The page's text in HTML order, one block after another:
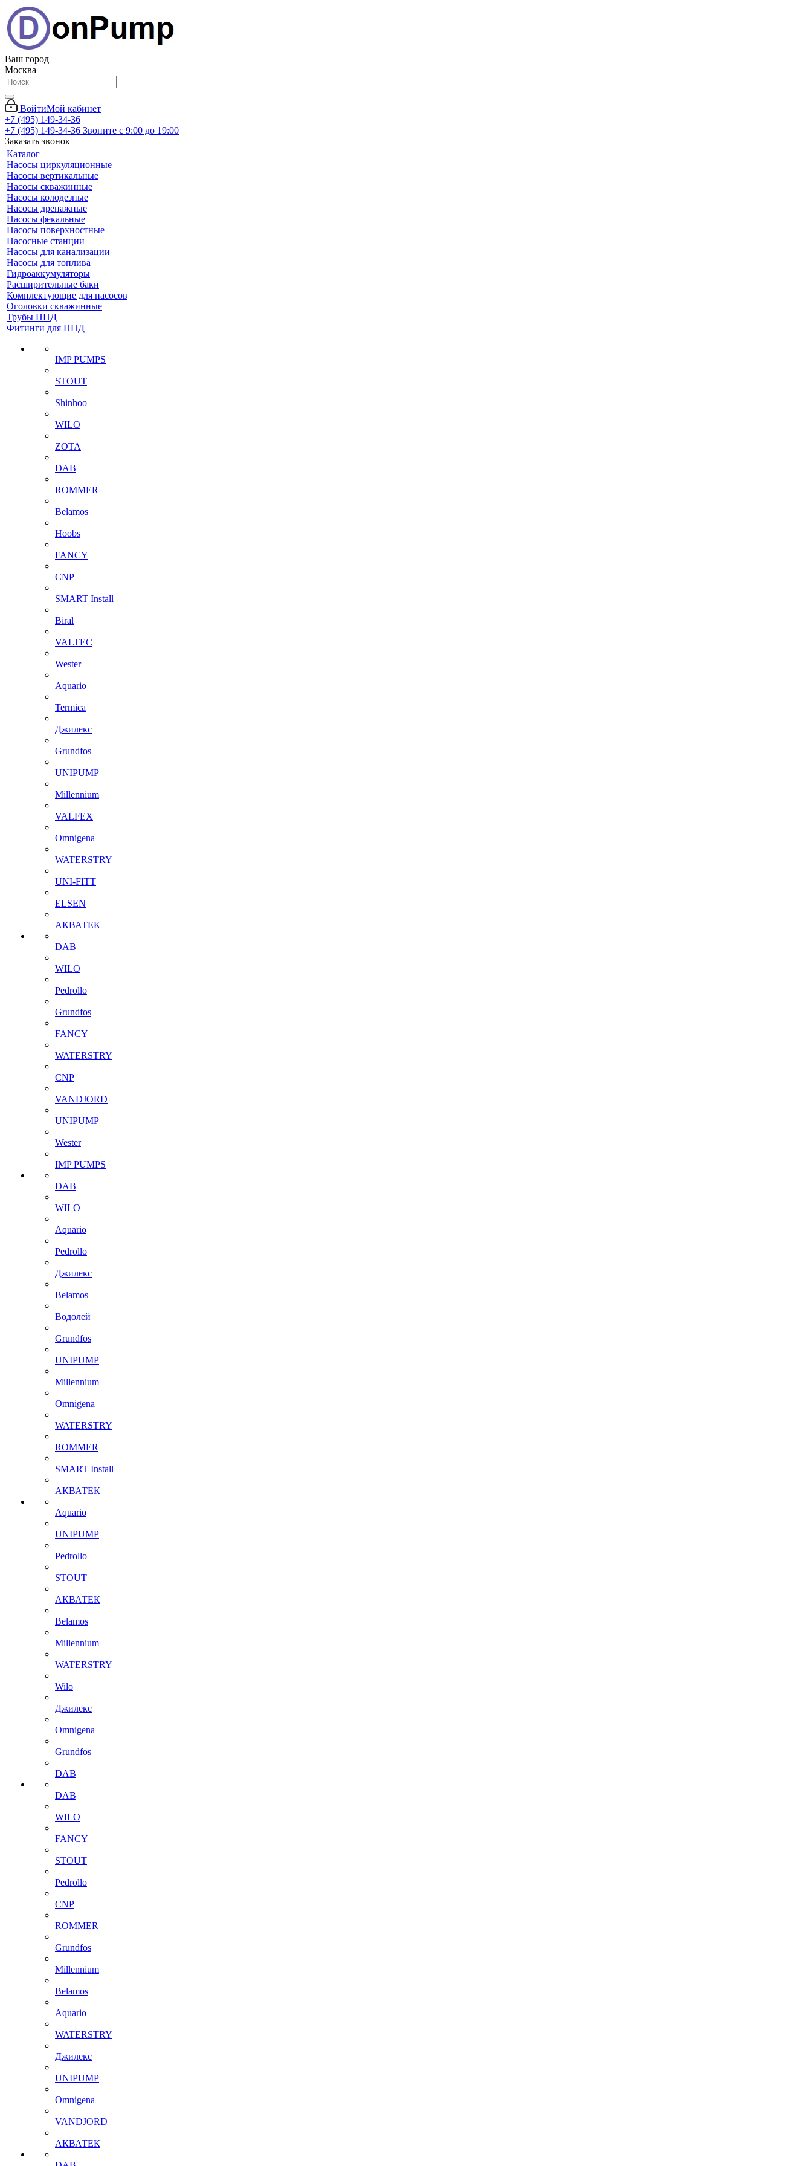
Ваш город
Москва
ВойтиМой кабинет
+7 (495) 149-34-36
+7 (495) 149-34-36 Звоните с 9:00 до 19:00
Заказать звонок
Каталог
Насосы циркуляционные
Насосы вертикальные
Насосы скважинные
Насосы колодезные
Насосы дренажные
Насосы фекальные
Насосы поверхностные
Насосные станции
Насосы для канализации
Насосы для топлива
Гидроаккумуляторы
Расширительные баки
Комплектующие для насосов
Оголовки скважинные
Трубы ПНД
Фитинги для ПНД
IMP PUMPS
STOUT
Shinhoo
WILO
ZOTA
DAB
ROMMER
Belamos
Hoobs
FANCY
CNP
SMART Install
Biral
VALTEC
Wester
Aquario
Termica
Джилекс
Grundfos
UNIPUMP
Millennium
VALFEX
Omnigena
WATERSTRY
UNI-FITT
ELSEN
АКВАТЕК
DAB
WILO
Pedrollo
Grundfos
FANCY
WATERSTRY
CNP
VANDJORD
UNIPUMP
Wester
IMP PUMPS
DAB
WILO
Aquario
Pedrollo
Джилекс
Belamos
Водолей
Grundfos
UNIPUMP
Millennium
Omnigena
WATERSTRY
ROMMER
SMART Install
АКВАТЕК
Aquario
UNIPUMP
Pedrollo
STOUT
АКВАТЕК
Belamos
Millennium
WATERSTRY
Wilo
Джилекс
Omnigena
Grundfos
DAB
DAB
WILO
FANCY
STOUT
Pedrollo
CNP
ROMMER
Grundfos
Millennium
Belamos
Aquario
WATERSTRY
Джилекс
UNIPUMP
Omnigena
VANDJORD
АКВАТЕК